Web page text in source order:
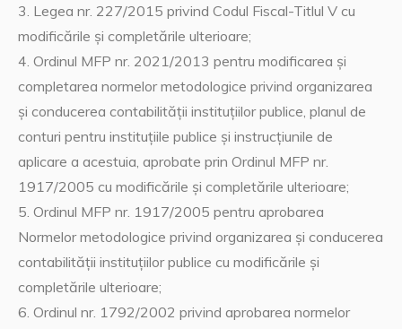
3. Legea nr. 227/2015 privind Codul Fiscal-Titlul V cu
modificările şi completările ulterioare;
4. Ordinul MFP nr. 2021/2013 pentru modificarea şi
completarea normelor metodologice privind organizarea
şi conducerea contabilităţii instituţiilor publice, planul de
conturi pentru instituţiile publice şi instrucţiunile de
aplicare a acestuia, aprobate prin Ordinul MFP nr.
1917/2005 cu modificările şi completările ulterioare;
5. Ordinul MFP nr. 1917/2005 pentru aprobarea
Normelor metodologice privind organizarea şi conducerea
contabilităţii instituţiilor publice cu modificările şi
completările ulterioare;
6. Ordinul nr. 1792/2002 privind aprobarea normelor